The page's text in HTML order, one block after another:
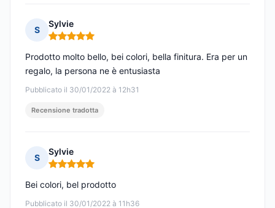
S
Sylvie
Nota: 5 su 5
Pubblicato il 30/01/2022 à 12h31
Prodotto molto bello, bei colori, bella finitura. Era per un
regalo, la persona ne è entusiasta
Recensione tradotta
S
Sylvie
Nota: 5 su 5
Pubblicato il 30/01/2022 à 11h36
Bei colori, bel prodotto